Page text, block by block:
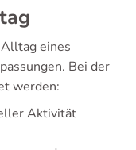
eines
Bei der
werden:
Aktivität